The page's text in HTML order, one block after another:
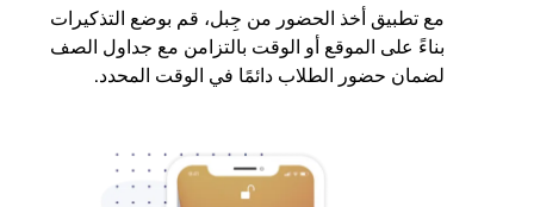
مع تطبيق أخذ الحضور من جِبل، قم بوضع التذكيرات
بناءً على الموقع أو الوقت بالتزامن مع جداول الصف
لضمان حضور الطلاب دائمًا في الوقت المحدد.